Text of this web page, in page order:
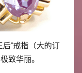
”戒指（大的订
致华丽。